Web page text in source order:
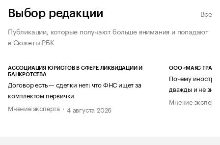
Выбор редакции
Все
Публикации, которые получают больше внимания и попадают
в Сюжеты РБК
АССОЦИАЦИЯ ЮРИСТОВ В СФЕРЕ ЛИКВИДАЦИИ И
БАНКРОТСТВА
Договор есть — сделки нет: что ФНС ищет за
комплектом первички
Мнение эксперта
4 августа 2026
ООО «МАКС ТРАСТ»
Почему
дважды и не
Мнение